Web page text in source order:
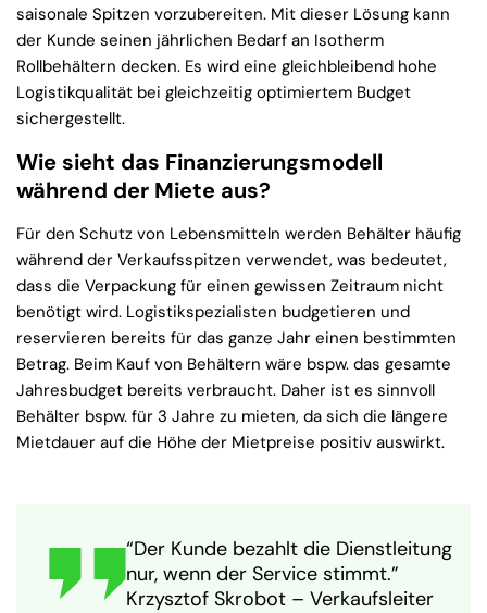
saisonale Spitzen vorzubereiten. Mit dieser Lösung kann
der Kunde seinen jährlichen Bedarf an Isotherm
Rollbehältern decken. Es wird eine gleichbleibend hohe
Logistikqualität bei gleichzeitig optimiertem Budget
sichergestellt.
Wie sieht das Finanzierungsmodell
während der Miete aus?
Für den Schutz von Lebensmitteln werden Behälter häufig
während der Verkaufsspitzen verwendet, was bedeutet,
dass die Verpackung für einen gewissen Zeitraum nicht
benötigt wird. Logistikspezialisten budgetieren und
reservieren bereits für das ganze Jahr einen bestimmten
Betrag. Beim Kauf von Behältern wäre bspw. das gesamte
Jahresbudget bereits verbraucht. Daher ist es sinnvoll
Behälter bspw. für 3 Jahre zu mieten, da sich die längere
Mietdauer auf die Höhe der Mietpreise positiv auswirkt.
“Der Kunde bezahlt die Dienstleitung
nur, wenn der Service stimmt.”
Krzysztof Skrobot – Verkaufsleiter